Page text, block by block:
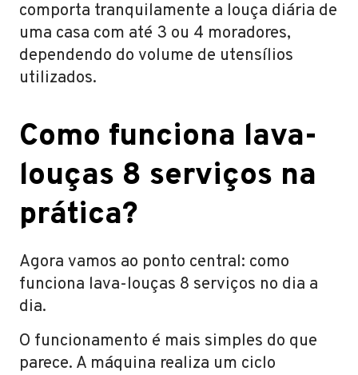
comporta tranquilamente a louça diária de
uma casa com até 3 ou 4 moradores,
dependendo do volume de utensílios
utilizados.
Como funciona lava-
louças 8 serviços na
prática?
Agora vamos ao ponto central: como
funciona lava-louças 8 serviços no dia a
dia.
O funcionamento é mais simples do que
parece. A máquina realiza um ciclo